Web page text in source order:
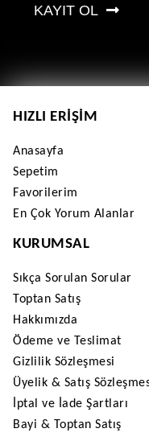
KAYIT OL
HIZLI ERIŞIM
Anasayfa
Sepetim
Favorilerim
En Çok Yorum Alanlar
KURUMSAL
Sıkça Sorulan Sorular
Toptan Satış
Hakkımızda
Ödeme ve Teslimat
Gizlilik Sözleşmesi
Üyelik & Satış
İptal ve İade Şartları
Bayi & Toptan Satış